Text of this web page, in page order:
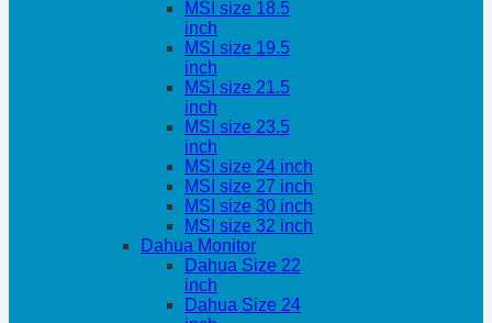
MSI size 18.5
inch
MSI size 19.5
inch
MSI size 21.5
inch
MSI size 23.5
inch
MSI size 24 inch
MSI size 27 inch
MSI size 30 inch
MSI size 32 inch
Dahua Monitor
Dahua Size 22
inch
Dahua Size 24